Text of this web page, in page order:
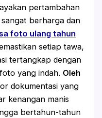
pertambahan
berharga dan
foto ulang tahun
setiap tawa,
tertangkap dengan
yang indah. Oleh
dokumentasi yang
kenangan manis
bertahun-tahun